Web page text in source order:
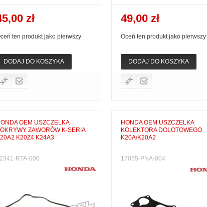
zł
ten produkt jako pierwszy
DODAJ DO KOSZYKA
49,00 zł
Oceń ten produkt jako pierwszy
DODAJ DO KOSZYKA
OEM USZCZELKA
ZAWORÓW K-SERIA
K20Z4 K24A3
RTA-000
HONDA OEM USZCZELKA
KOLEKTORA DOLOTOWEGO
K20A/K20A2
17055-PNA-004